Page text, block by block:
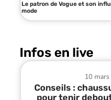
Le patron de Vogue et son
mode
Infos en live
10
Conseils :
pour tenir